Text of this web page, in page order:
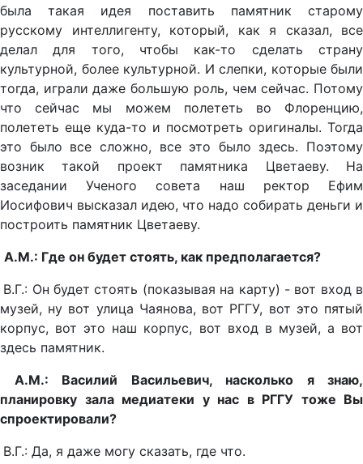
была такая идея поставить памятник старому
русскому интеллигенту, который, как я сказал, все
делал для того, чтобы как-то сделать страну
культурной, более культурной. И слепки, которые были
тогда, играли даже большую роль, чем сейчас. Потому
что сейчас мы можем полететь во Флоренцию,
полететь еще куда-то и посмотреть оригиналы. Тогда
это было все сложно, все это было здесь. Поэтому
возник такой проект памятника Цветаеву. На
заседании Ученого совета наш ректор Ефим
Иосифович высказал идею, что надо собирать деньги и
построить памятник Цветаеву.
А.М.: Где он будет стоять, как предполагается?
В.Г.: Он будет стоять (показывая на карту) - вот вход в
музей, ну вот улица Чаянова, вот РГГУ, вот это пятый
корпус, вот это наш корпус, вот вход в музей, а вот
здесь памятник.
А.М.: Василий Васильевич, насколько я знаю,
планировку зала медиатеки у нас в РГГУ тоже Вы
спроектировали?
В.Г.: Да, я даже могу сказать, где что.